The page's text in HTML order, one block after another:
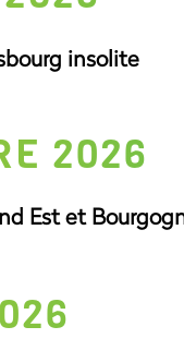
insolite
2026
Est et